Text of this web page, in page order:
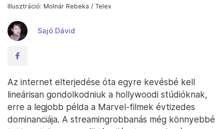
Illusztráció: Molnár Rebeka / Telex
Sajó Dávid
Az internet elterjedése óta egyre kevésbé kell
lineárisan gondolkodniuk a hollywoodi stúdióknak,
erre a legjobb példa a Marvel-filmek évtizedes
dominanciája. A streamingrobbanás még könnyebbé